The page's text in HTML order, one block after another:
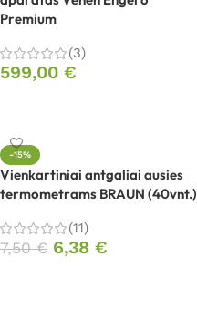
Premium
(3)
599,00 €
-15%
Vienkartiniai antgaliai ausies
termometrams BRAUN (40vnt.)
(11)
7,50€ 6,38 €